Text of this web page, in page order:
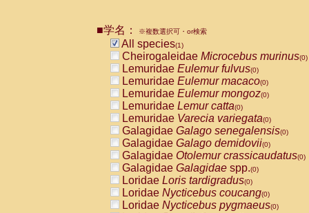
■学名： ※複数選択可・or検索
All species(1)
Cheirogaleidae Microcebus murinus(0)
Lemuridae Eulemur fulvus(0)
Lemuridae Eulemur macaco(0)
Lemuridae Eulemur mongoz(0)
Lemuridae Lemur catta(0)
Lemuridae Varecia variegata(0)
Galagidae Galago senegalensis(0)
Galagidae Galago demidovii(0)
Galagidae Otolemur crassicaudatus(0)
Galagidae Galagidae spp.(0)
Loridae Loris tardigradus(0)
Loridae Nycticebus coucang(0)
Loridae Nycticebus pygmaeus(0)